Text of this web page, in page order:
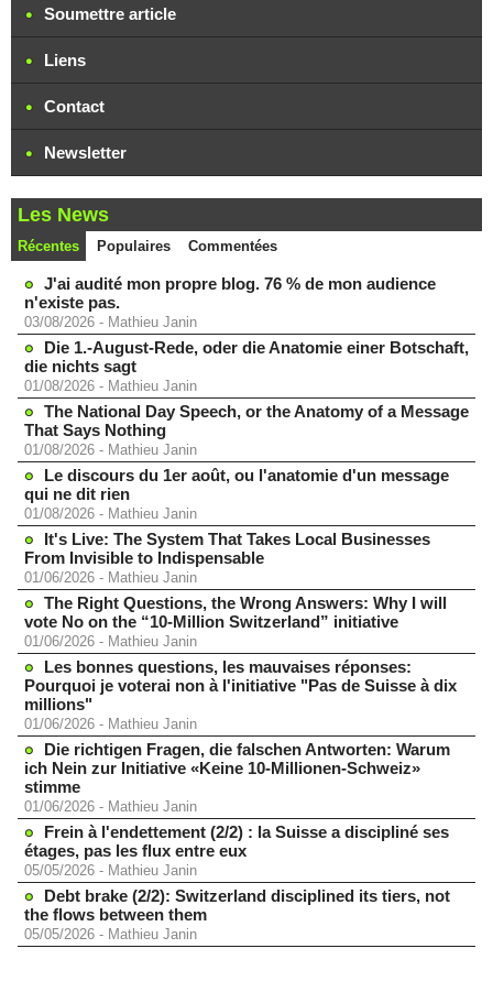
Soumettre article
Liens
Contact
Newsletter
Les News
Récentes Populaires Commentées
J'ai audité mon propre blog. 76 % de mon audience
n'existe pas.
03/08/2026 - Mathieu Janin
Die 1.-August-Rede, oder die Anatomie einer Botschaft,
die nichts sagt
01/08/2026 - Mathieu Janin
The National Day Speech, or the Anatomy of a Message
That Says Nothing
01/08/2026 - Mathieu Janin
Le discours du 1er août, ou l'anatomie d'un message
qui ne dit rien
01/08/2026 - Mathieu Janin
It's Live: The System That Takes Local Businesses
From Invisible to Indispensable
01/06/2026 - Mathieu Janin
The Right Questions, the Wrong Answers: Why I will
vote No on the “10-Million Switzerland” initiative
01/06/2026 - Mathieu Janin
Les bonnes questions, les mauvaises réponses:
Pourquoi je voterai non à l'initiative "Pas de Suisse à dix
millions"
01/06/2026 - Mathieu Janin
Die richtigen Fragen, die falschen Antworten: Warum
ich Nein zur Initiative «Keine 10-Millionen-Schweiz»
stimme
01/06/2026 - Mathieu Janin
Frein à l'endettement (2/2) : la Suisse a discipliné ses
étages, pas les flux entre eux
05/05/2026 - Mathieu Janin
Debt brake (2/2): Switzerland disciplined its tiers, not
the flows between them
05/05/2026 - Mathieu Janin